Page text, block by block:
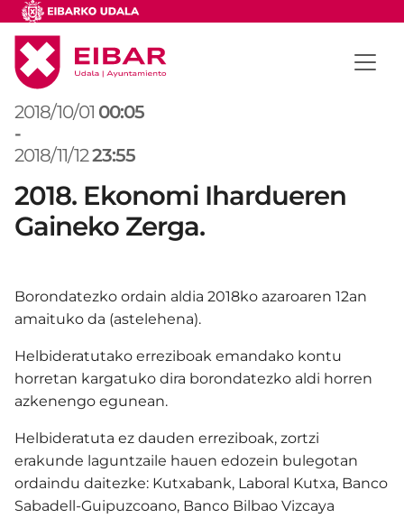
2018/10/01 00:05
-
2018/11/1223:55
2018. Ekonomi Ihardueren
Gaineko Zerga.
Borondatezko ordain aldia 2018ko azaroaren 12an
amaituko da (astelehena).
Helbideratutako erreziboak emandako kontu
horretan kargatuko dira borondatezko aldi horren
azkenengo egunean.
Helbideratuta ez dauden erreziboak, zortzi
erakunde laguntzaile hauen edozein bulegotan
ordaindu daitezke: Kutxabank, Laboral Kutxa, Banco
Sabadell-Guipuzcoano, Banco Bilbao Vizcaya